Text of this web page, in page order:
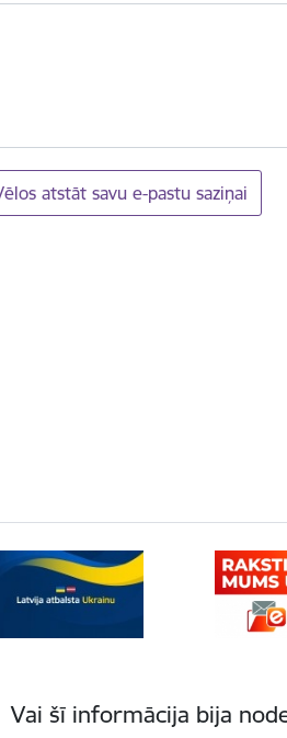
atstāt savu e-pastu saziņai
Vai šī informācija bija